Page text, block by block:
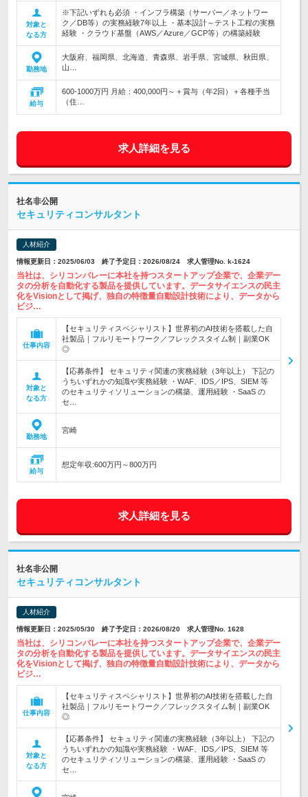
対象と
なる方
※下記いずれも必須 ・インフラ構築（サーバー／ネットワー
ク／DB等）の実務経験7年以上 ・基本設計～テスト工程の実務
経験 ・クラウド基盤（AWS／Azure／GCP等）の構築経験
勤務地
大阪府、福岡県、北海道、青森県、岩手県、宮城県、秋田県、
山…
給与
600-1000万円 月給：400,000円～＋賞与（年2回）＋各種手当
（住…
求人詳細を見る
社名非公開
セキュリティコンサルタント
人材紹介
情報更新日：2025/06/03 終了予定日：2026/08/24 求人管理No. k-1624
当社は、シリコンバレーに本社を持つスタートアップ企業で、企業デー
タの分析を自動化する製品を提供しています。データサイエンスの民主
化をVisionとして掲げ、独自の特徴量自動設計技術により、データから
ビジ…
仕事内容
【セキュリティスペシャリスト】世界初のAI技術を搭載した自
社製品｜フルリモートワーク／フレックスタイム制｜副業OK
◎
対象と
なる方
【応募条件】 セキュリティ関連の実務経験（3年以上） 下記の
うちいずれかの知識や実務経験 ・WAF、IDS／IPS、SIEM 等
のセキュリティソリューションの構築、運用経験 ・SaaS の
セ…
勤務地
宮崎
給与
想定年収:600万円～800万円
求人詳細を見る
社名非公開
セキュリティコンサルタント
人材紹介
情報更新日：2025/05/30 終了予定日：2026/08/20 求人管理No. 1628
当社は、シリコンバレーに本社を持つスタートアップ企業で、企業デー
タの分析を自動化する製品を提供しています。データサイエンスの民主
化をVisionとして掲げ、独自の特徴量自動設計技術により、データから
ビジ…
仕事内容
【セキュリティスペシャリスト】世界初のAI技術を搭載した自
社製品｜フルリモートワーク／フレックスタイム制｜副業OK
◎
対象と
なる方
【応募条件】 セキュリティ関連の実務経験（3年以上） 下記の
うちいずれかの知識や実務経験 ・WAF、IDS／IPS、SIEM 等
のセキュリティソリューションの構築、運用経験 ・SaaS の
セ…